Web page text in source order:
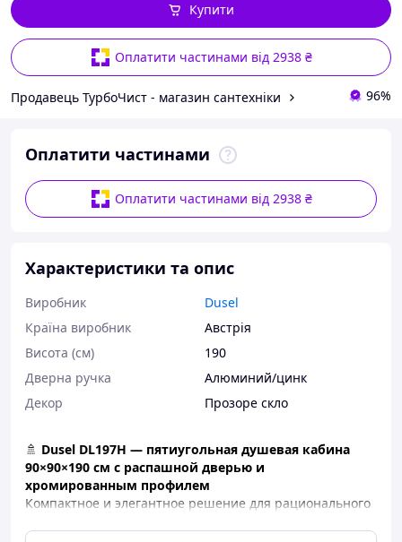
Оплатити частинами від 2938 ₴
Купити
Продавець ТурбоЧист - магазин сантехніки 96%
Оплатити частинами
Оплатити частинами від 2938 ₴
Характеристики та опис
Виробник
Dusel
Країна виробник
Австрія
Висота (см)
190
Дверна ручка
Алюминий/цинк
Декор
Прозоре скло
🚿 Dusel DL197H — пятиугольная душевая кабина
90×90×190 см с распашной дверью и
хромированным профилем
Компактное и элегантное решение для рационального